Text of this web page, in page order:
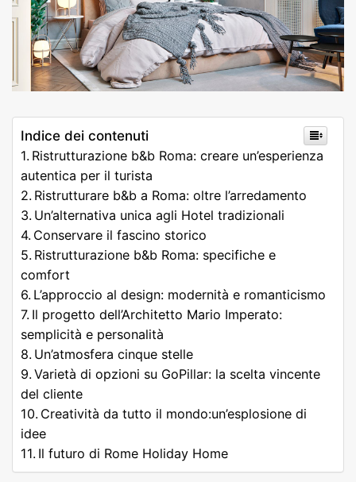
Indice dei contenuti
Ristrutturazione b&b Roma: creare un’esperienza
autentica per il turista
Ristrutturare b&b a Roma: oltre l’arredamento
Un’alternativa unica agli Hotel tradizionali
Conservare il fascino storico
Ristrutturazione b&b Roma: specifiche e
comfort
L’approccio al design: modernità e romanticismo
Il progetto dell’Architetto Mario Imperato:
semplicità e personalità
Un’atmosfera cinque stelle
Varietà di opzioni su GoPillar: la scelta vincente
del cliente
Creatività da tutto il mondo:un’esplosione di
idee
Il futuro di Rome Holiday Home